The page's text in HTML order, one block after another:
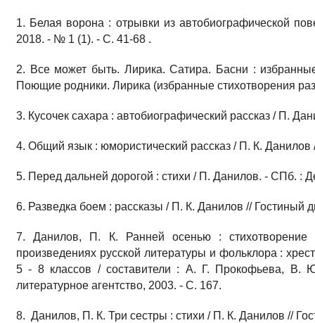
1. Белая ворона : отрывки из автобиографической
2018. - № 1 (1). - С. 41-68 .
2. Все может быть. Лирика. Сатира. Басни :
Поющие родники. Лирика (избранные стихотворения
3. Кусочек сахара : автобиографический рассказ / П.
4. Общий язык : юмористический рассказ / П. К.
5. Перед дальней дорогой : стихи / П. Данилов. - СПб. :
6. Разведка боем : рассказы / П. К. Данилов // Гостиный
7. Данилов, П. К. Ранней осенью :
произведениях русской литературы и фольклора :
5 - 8 классов / составители : А. Г. Прокофьева, В.
литературное агентство, 2003. - С. 167.
8. Данилов, П. К. Три сестры : стихи / П. К. Данилов //